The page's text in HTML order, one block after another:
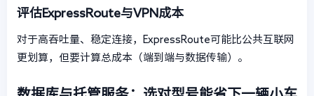
评估ExpressRoute与VPN成本
对于高吞吐量、稳定连接，ExpressRoute可能比公共互联网
更划算，但要计算总成本（端到端与数据传输）。
数据库与托管服务：选对型号能省下一辆小车